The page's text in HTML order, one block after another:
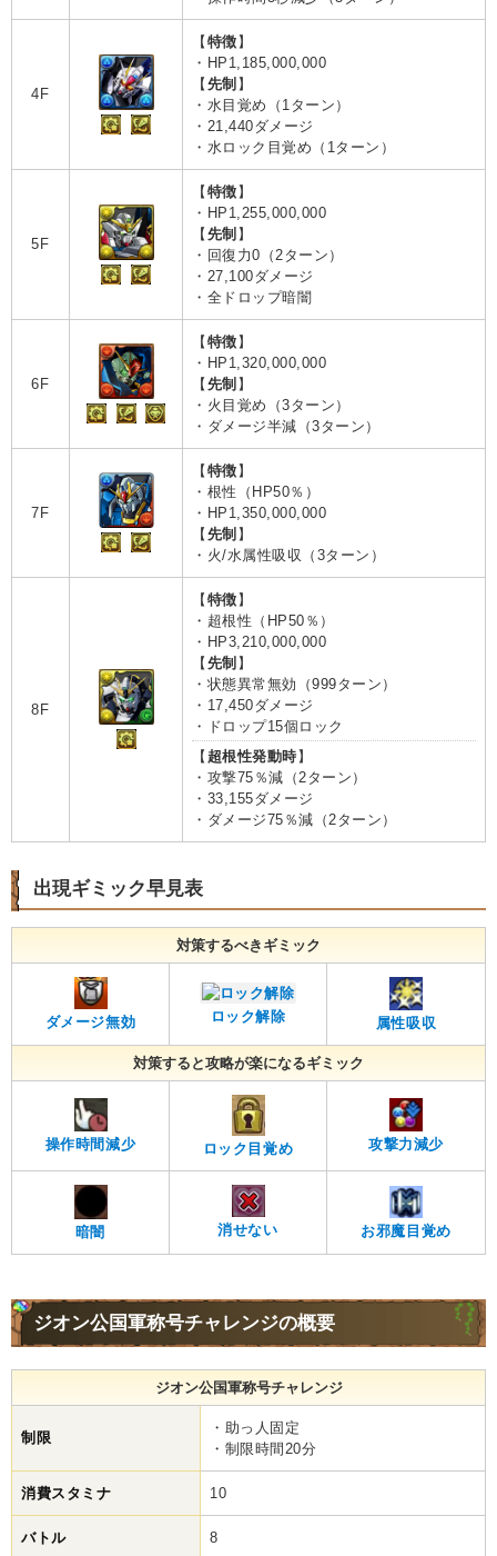
4F
【特徴】
・HP1,185,000,000
【先制 】
・水目覚め（1ターン）
・21,440ダメージ
・水ロック目覚め（1ターン）
5F
【特徴】
・HP1,255,000,000
【先制 】
・回復力0（2ターン）
・27,100ダメージ
・全ドロップ暗闇
6F
【特徴】
・HP1,320,000,000
【先制 】
・火目覚め（3ターン）
・ダメージ半減（3ターン）
7F
【特徴】
・根性（HP50％）
・HP1,350,000,000
【先制 】
・火/水属性吸収（3ターン）
8F
【特徴】
・超根性（HP50％）
・HP3,210,000,000
【先制 】
・状態異常無効（999ターン）
・17,450ダメージ
・ドロップ15個ロック
【超根性発動時】
・攻撃75％減（2ターン）
・33,155ダメージ
・ダメージ75％減（2ターン）
出現ギミック早見表
対策するべきギミック
ダメージ無効 ロック解除 属性吸収
対策すると攻略が楽になるギミック
操作時間減少 ロック目覚め 攻撃力減少
暗闇 消せない お邪魔目覚め
ジオン公国軍称号チャレンジの概要
ジオン公国軍称号チャレンジ
制限
・助っ人固定
・制限時間20分
消費スタミナ 10
バトル 8